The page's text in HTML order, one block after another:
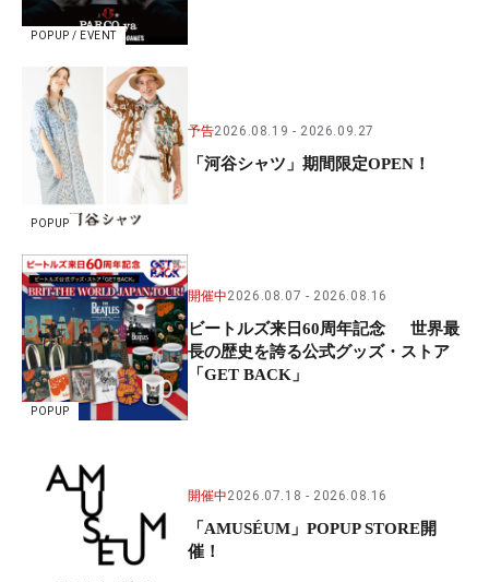
POPUP / EVENT
POPUP
予告2026.08.19 2026.09.27
「河谷シャツ」期間限定OPEN！
POPUP
開催中2026.08.07 2026.08.16
ビートルズ来日60周年記念 世界最
長の歴史を誇る公式グッズ・ストア
「GET BACK」
開催中2026.07.18 2026.08.16
「AMUSÉUM」POPUP STORE開
催！